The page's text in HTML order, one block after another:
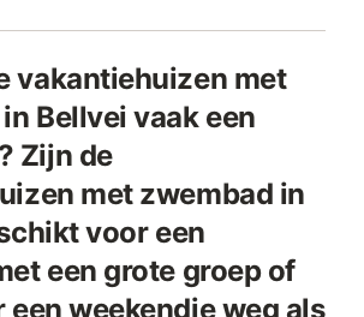
vakantiehuizen met
Bellvei vaak een
Zijn de
met zwembad in
voor een
een grote groep of
een weekendje weg als